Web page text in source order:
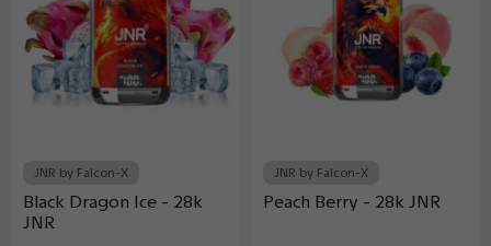
JNR by Falcon-X
Black Dragon Ice - 28k
JNR
JNR by Falcon-X
Peach Berry - 28k JNR